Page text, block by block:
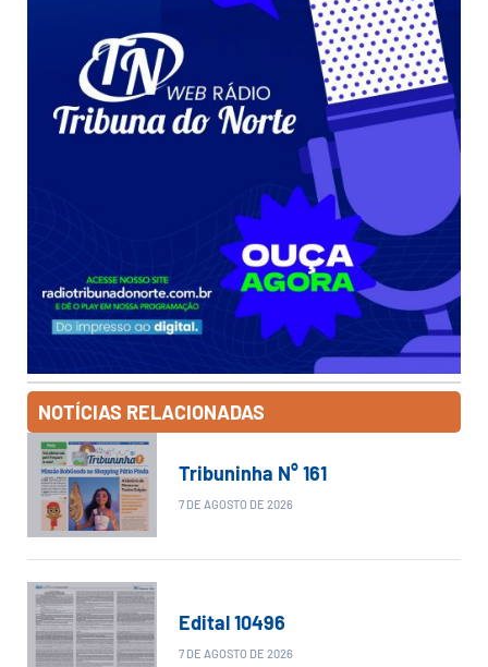
NOTÍCIAS RELACIONADAS
Tribuninha N° 161
7 DE AGOSTO DE 2026
Edital 10496
7 DE AGOSTO DE 2026